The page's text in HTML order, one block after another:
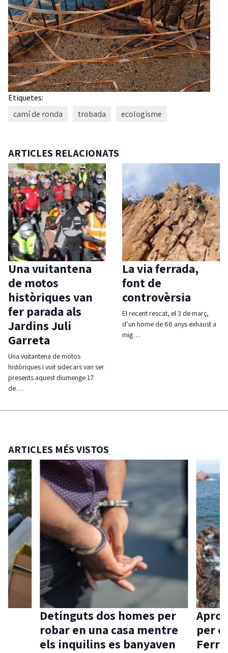
Etiquetes:
camí de ronda
trobada ecologisme
ARTICLES RELACIONATS
Una vuitantena
de motos
històriques van
fer parada als
Jardins Juli
Garreta
Una vuitantena de motos
històriques i vuit sidecars van ser
presents aquest diumenge 17
de…
La via ferrada,
font de
controvèrsia
El recent rescat, el 3 de març,
d’un home de 66 anys exhaust a
mig…
ARTICLES MÉS VISTOS
Detinguts dos homes per
robar en una casa mentre
els inquilins es banyaven
per